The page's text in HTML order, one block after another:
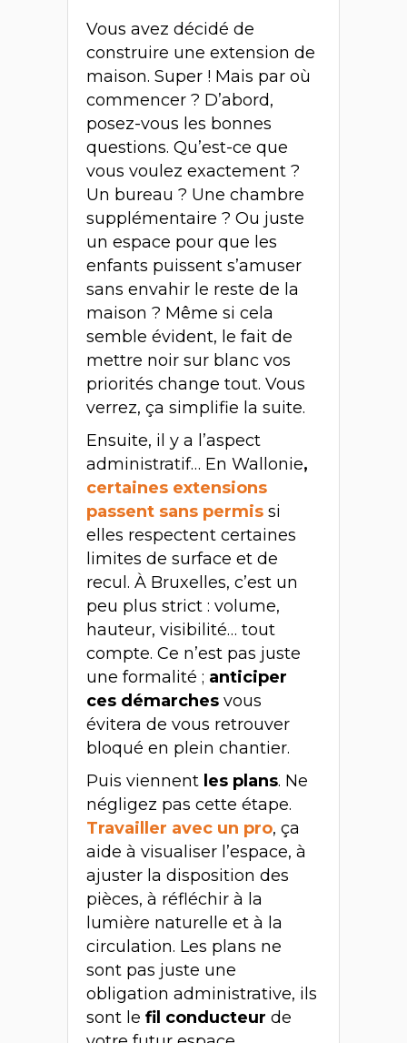
Vous avez décidé de
construire une extension de
maison. Super ! Mais par où
commencer ? D’abord,
posez-vous les bonnes
questions. Qu’est-ce que
vous voulez exactement ?
Un bureau ? Une chambre
supplémentaire ? Ou juste
un espace pour que les
enfants puissent s’amuser
sans envahir le reste de la
maison ? Même si cela
semble évident, le fait de
mettre noir sur blanc vos
priorités change tout. Vous
verrez, ça simplifie la suite.
Ensuite, il y a l’aspect
administratif… En Wallonie,
certaines extensions
passent sans permis si
elles respectent certaines
limites de surface et de
recul. À Bruxelles, c’est un
peu plus strict : volume,
hauteur, visibilité… tout
compte. Ce n’est pas juste
une formalité ; anticiper
ces démarches vous
évitera de vous retrouver
bloqué en plein chantier.
Puis viennent les plans. Ne
négligez pas cette étape.
Travailler avec un pro, ça
aide à visualiser l’espace, à
ajuster la disposition des
pièces, à réfléchir à la
lumière naturelle et à la
circulation. Les plans ne
sont pas juste une
obligation administrative, ils
sont le fil conducteur de